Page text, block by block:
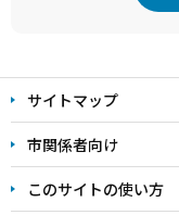
文
こ
こ
ま
で
サイトマップ
市関係者向け
このサイトの使い方